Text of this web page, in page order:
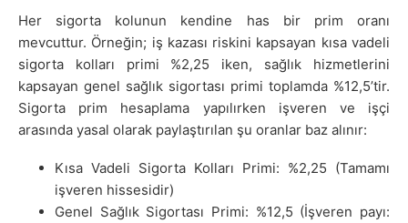
Her sigorta kolunun kendine has bir prim oranı
mevcuttur. Örneğin; iş kazası riskini kapsayan kısa vadeli
sigorta kolları primi %2,25 iken, sağlık hizmetlerini
kapsayan genel sağlık sigortası primi toplamda %12,5’tir.
Sigorta prim hesaplama yapılırken işveren ve işçi
arasında yasal olarak paylaştırılan şu oranlar baz alınır:
Kısa Vadeli Sigorta Kolları Primi: %2,25 (Tamamı
işveren hissesidir)
Genel Sağlık Sigortası Primi: %12,5 (İşveren payı: